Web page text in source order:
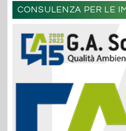
CONSULENZA PER LE